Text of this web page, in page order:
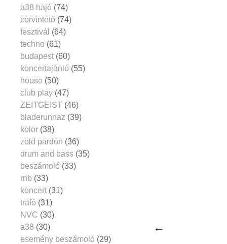
a38 hajó (74)
corvintető (74)
fesztivál (64)
techno (61)
budapest (60)
koncertajánló (55)
house (50)
club play (47)
ZEITGEIST (46)
bladerunnaz (39)
kolor (38)
zöld pardon (36)
drum and bass (35)
beszámoló (33)
rnb (33)
koncert (31)
trafó (31)
NVC (30)
a38 (30)
esemény beszámoló (29)